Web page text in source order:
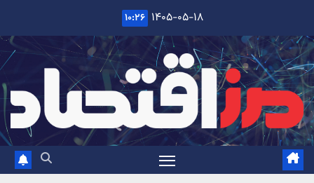
content
۱۴۰۵-۰۵-۱۸ ۱۰:۲۶